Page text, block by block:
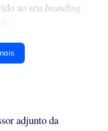
ao seu branding
adjunto da